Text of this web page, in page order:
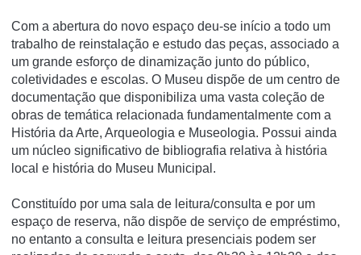
Com a abertura do novo espaço deu-se início a todo um
trabalho de reinstalação e estudo das peças, associado a
um grande esforço de dinamização junto do público,
coletividades e escolas. O Museu dispõe de um centro de
documentação que disponibiliza uma vasta coleção de
obras de temática relacionada fundamentalmente com a
História da Arte, Arqueologia e Museologia. Possui ainda
um núcleo significativo de bibliografia relativa à história
local e história do Museu Municipal.
Constituído por uma sala de leitura/consulta e por um
espaço de reserva, não dispõe de serviço de empréstimo,
no entanto a consulta e leitura presenciais podem ser